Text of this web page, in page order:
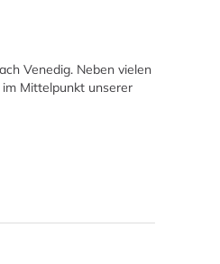
Venedig. Neben vielen
Mittelpunkt unserer